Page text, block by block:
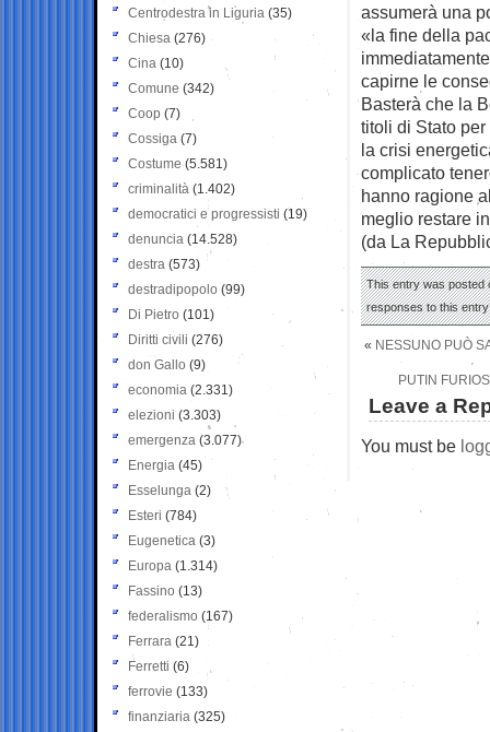
assumerà una
«la fine della
capirne le
Basterà che la
titoli di Stato
la crisi
complicato
hanno ragione
meglio restare
(da La
This entry was posted
responses to this
« NESSUNO PUÒ
PUTIN
Leave a
You must be
Centrodestra in Liguria (35)
Chiesa (276)
Cina (10)
Comune (342)
Coop (7)
Cossiga (7)
Costume (5.581)
criminalità (1.402)
democratici e progressisti (19)
denuncia (14.528)
destra (573)
destradipopolo (99)
Di Pietro (101)
Diritti civili (276)
don Gallo (9)
economia (2.331)
elezioni (3.303)
emergenza (3.077)
Energia (45)
Esselunga (2)
Esteri (784)
Eugenetica (3)
Europa (1.314)
Fassino (13)
federalismo (167)
Ferrara (21)
Ferretti (6)
ferrovie (133)
finanziaria (325)